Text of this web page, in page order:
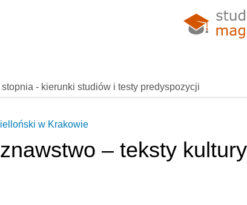
- kierunki studiów i testy predyspozycji
w Krakowie
– teksty kultury